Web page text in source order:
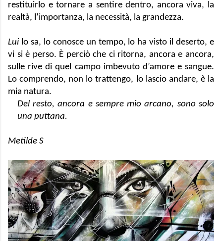
restituirlo e tornare a sentire dentro, ancora viva, la
realtà, l’importanza, la necessità, la grandezza.
Lui lo sa, lo conosce un tempo, lo ha visto il deserto, e
vi si è perso. È perciò che ci ritorna, ancora e ancora,
sulle rive di quel campo imbevuto d’amore e sangue.
Lo comprendo, non lo trattengo, lo lascio andare, è la
mia natura.
Del resto, ancora e sempre mio arcano, sono solo
una puttana.
Metilde S